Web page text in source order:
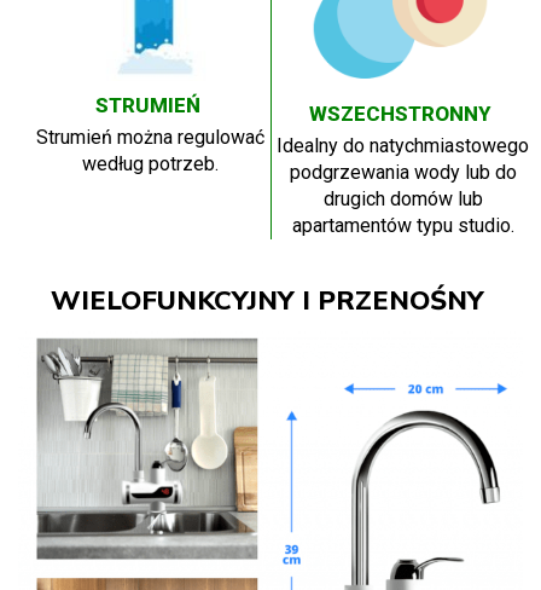
STRUMIEŃ
Strumień można regulować
według potrzeb.
WSZECHSTRONNY
Idealny do natychmiastowego
podgrzewania wody lub do
drugich domów lub
apartamentów typu studio.
WIELOFUNKCYJNY I PRZENOŚNY